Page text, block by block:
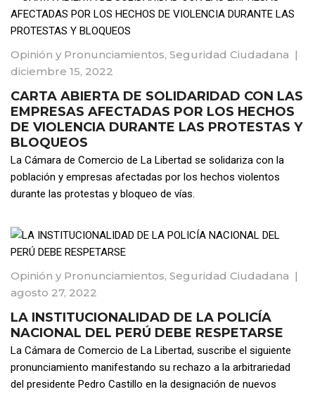
Opinión y Pronunciamientos, Seguridad Ciudadana |
diciembre 15, 2022
CARTA ABIERTA DE SOLIDARIDAD CON LAS
EMPRESAS AFECTADAS POR LOS HECHOS
DE VIOLENCIA DURANTE LAS PROTESTAS Y
BLOQUEOS
La Cámara de Comercio de La Libertad se solidariza con la
población y empresas afectadas por los hechos violentos
durante las protestas y bloqueo de vías.
Opinión y Pronunciamientos, Seguridad Ciudadana |
agosto 27, 2022
LA INSTITUCIONALIDAD DE LA POLICÍA
NACIONAL DEL PERÚ DEBE RESPETARSE
La Cámara de Comercio de La Libertad, suscribe el siguiente
pronunciamiento manifestando su rechazo a la arbitrariedad
del presidente Pedro Castillo en la designación de nuevos